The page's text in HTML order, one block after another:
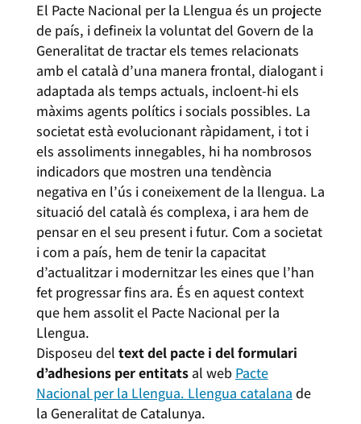
El Pacte Nacional per la Llengua és un projecte
de país, i defineix la voluntat del Govern de la
Generalitat de tractar els temes relacionats
amb el català d’una manera frontal, dialogant i
adaptada als temps actuals, incloent-hi els
màxims agents polítics i socials possibles. La
societat està evolucionant ràpidament, i tot i
els assoliments innegables, hi ha nombrosos
indicadors que mostren una tendència
negativa en l’ús i coneixement de la llengua. La
situació del català és complexa, i ara hem de
pensar en el seu present i futur. Com a societat
i com a país, hem de tenir la capacitat
d’actualitzar i modernitzar les eines que l’han
fet progressar fins ara. És en aquest context
que hem assolit el Pacte Nacional per la
Llengua.
Disposeu del text del pacte i del formulari
d’adhesions per entitats al web Pacte
Nacional per la Llengua. Llengua catalana de
la Generalitat de Catalunya.